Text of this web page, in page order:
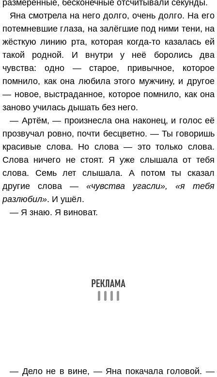
размеренные, бесконечные отсчитывали секунды.
Яна смотрела на него долго, очень долго. На его
потемневшие глаза, на залёгшие под ними тени, на
жёсткую линию рта, которая когда-то казалась ей
такой родной. И внутри у неё боролись два
чувства: одно — старое, привычное, которое
помнило, как она любила этого мужчину, и другое
— новое, выстраданное, которое помнило, как она
заново училась дышать без него.
— Артём, — произнесла она наконец, и голос её
прозвучал ровно, почти бесцветно. — Ты говоришь
красивые слова. Но слова — это только слова.
Слова ничего не стоят. Я уже слышала от тебя
слова. Семь лет слышала. А потом ты сказал
другие слова — «чувства угасли», «я тебя
разлюбил». И ушёл.
— Я знаю. Я виноват.
— Дело не в вине, — Яна покачала головой. —